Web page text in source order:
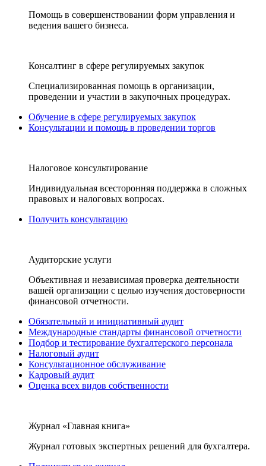
Помощь в совершенствовании форм управления и
ведения вашего бизнеса.
Консалтинг в сфере регулируемых закупок
Специализированная помощь в организации,
проведении и участии в закупочных процедурах.
Обучение в сфере регулируемых закупок
Консультации и помощь в проведении торгов
Налоговое консультирование
Индивидуальная всесторонняя поддержка в сложных
правовых и налоговых вопросах.
Получить консультацию
Аудиторские услуги
Объективная и независимая проверка деятельности
вашей организации с целью изучения достоверности
финансовой отчетности.
Обязательный и инициативный аудит
Международные стандарты финансовой отчетности
Подбор и тестирование бухгалтерского персонала
Налоговый аудит
Консультационное обслуживание
Кадровый аудит
Оценка всех видов собственности
Журнал «Главная книга»
Журнал готовых экспертных решений для бухгалтера.